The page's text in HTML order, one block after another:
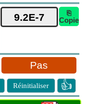
⎘
Copie
Pas
Réinitialiser 👍